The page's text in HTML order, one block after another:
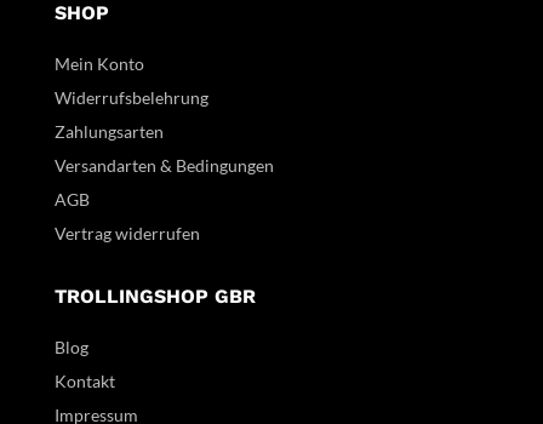
SHOP
Mein Konto
Widerrufsbelehrung
Zahlungsarten
Versandarten & Bedingungen
AGB
Vertrag widerrufen
TROLLINGSHOP GBR
Blog
Kontakt
Impressum